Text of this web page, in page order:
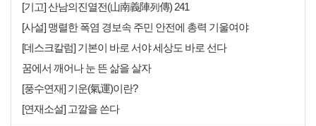
[기고] 산남의진열전(山南義陣列傳) 241
[사설] 맹렬한 폭염 경보속 주민 안전에 총력 기울여야
[데스크칼럼] 기본이 바로 서야 세상도 바로 선다
꿈에서 깨어나 눈 뜬 삶을 살자
[풍수연재] 기운(氣運)이란?
[연재소설] 고깔을 쓴다